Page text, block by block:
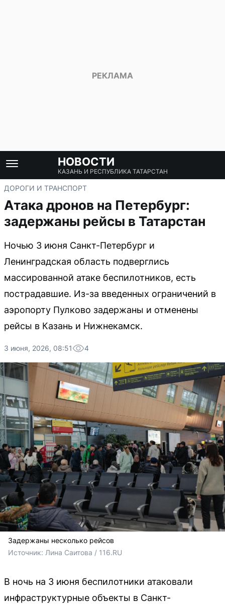
НОВОСТИ
КАЗАНЬ И РЕСПУБЛИКА ТАТАРСТАН
ДОРОГИ И ТРАНСПОРТ
Атака дронов на Петербург:
задержаны рейсы в Татарстан
Ночью 3 июня Санкт-Петербург и
Ленинградская область подверглись
массированной атаке беспилотников, есть
пострадавшие. Из-за введенных ограничений в
аэропорту Пулково задержаны и отменены
рейсы в Казань и Нижнекамск.
3 июня, 2026, 08:51 4
Задержаны несколько рейсов
Источник: Лина Саитова / 116.RU
В ночь на 3 июня беспилотники атаковали
инфраструктурные объекты в Санкт-